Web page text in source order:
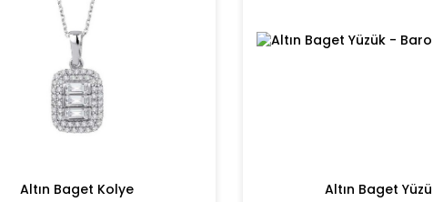
Altın Baget Kolye Altın Baget